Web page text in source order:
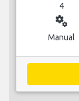
4
miscellaneous_services
Manual